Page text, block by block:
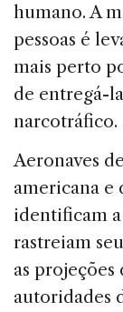
humano. A
pessoas é
mais perto
de entregá-
narcotráfico.
Aeronaves
americana e
identificam
rastreiam
as projeções
autoridades